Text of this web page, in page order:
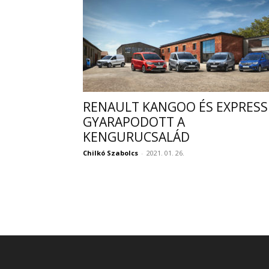
RENAULT KANGOO ÉS
GYARAPODOTT A
KENGURUCSALÁD
Chilkó Szabolcs - 2021. 01. 26.